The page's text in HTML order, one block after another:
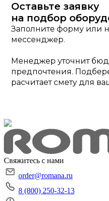
Оставьте заявку
на подбор
Заполните форму или
мессенджер.
Менеджер уточнит
предпочтения.
расчитает смету для
Свяжитесь с нами
order@romana.ru
8 (800) 250-32-13